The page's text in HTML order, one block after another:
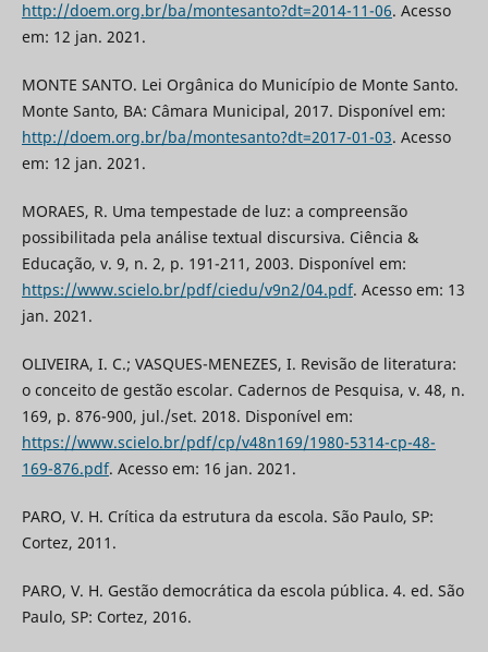
http://doem.org.br/ba/montesanto?dt=2014-11-06. Acesso
em: 12 jan. 2021.
MONTE SANTO. Lei Orgânica do Município de Monte Santo.
Monte Santo, BA: Câmara Municipal, 2017. Disponível em:
http://doem.org.br/ba/montesanto?dt=2017-01-03. Acesso
em: 12 jan. 2021.
MORAES, R. Uma tempestade de luz: a compreensão
possibilitada pela análise textual discursiva. Ciência &
Educação, v. 9, n. 2, p. 191-211, 2003. Disponível em:
https://www.scielo.br/pdf/ciedu/v9n2/04.pdf. Acesso em: 13
jan. 2021.
OLIVEIRA, I. C.; VASQUES-MENEZES, I. Revisão de literatura:
o conceito de gestão escolar. Cadernos de Pesquisa, v. 48, n.
169, p. 876-900, jul./set. 2018. Disponível em:
https://www.scielo.br/pdf/cp/v48n169/1980-5314-cp-48-
169-876.pdf. Acesso em: 16 jan. 2021.
PARO, V. H. Crítica da estrutura da escola. São Paulo, SP:
Cortez, 2011.
PARO, V. H. Gestão democrática da escola pública. 4. ed. São
Paulo, SP: Cortez, 2016.